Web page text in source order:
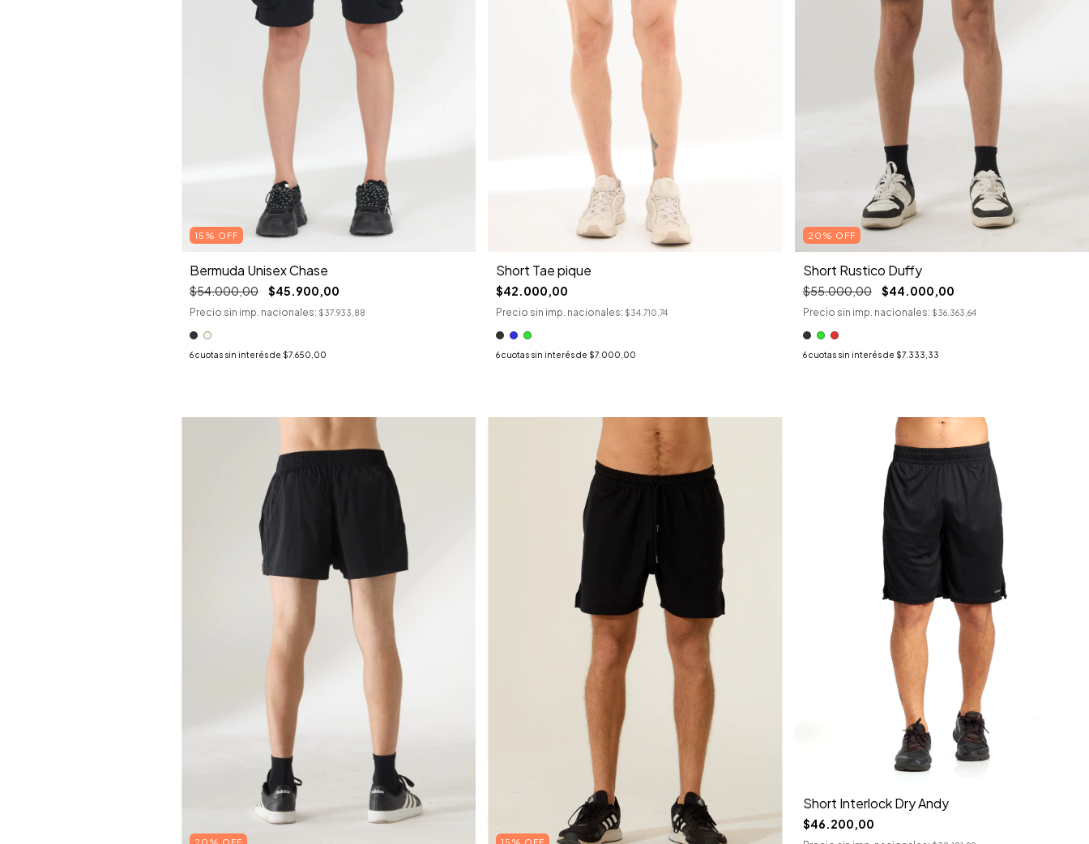
15% OFF
Bermuda Unisex Chase
$54.000,00 $45.900,00
Precio sin imp. nacionales: $37.933,88
6cuotas sin interés de $7.650,00
Short Tae pique
$42.000,00
Precio sin imp. nacionales: $34.710,74
6cuotas sin interés de $7.000,00
20% OFF
Short Rustico Duffy
$55.000,00 $44.000,00
Precio sin imp. nacionales: $36.363,64
6cuotas sin interés de $7.333,33
20% OFF 15% OFF
Short Interlock Dry Andy
$46.200,00